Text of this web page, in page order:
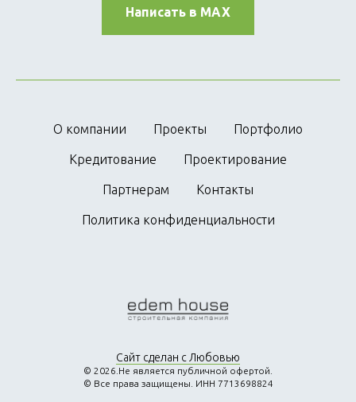
Написать в MAX
О компании Проекты Портфолио
Кредитование Проектирование
Партнерам Контакты
Политика конфиденциальности
Сайт сделан с Любовью
© 2026.Не является публичной офертой.
© Все права защищены. ИНН 7713698824